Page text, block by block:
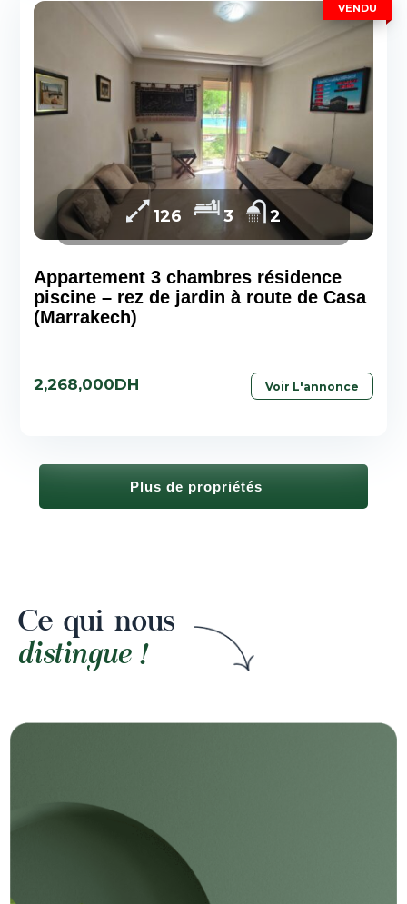
VENDU
Appartement 3 chambres résidence
piscine – rez de jardin à route de Casa
(Marrakech)
2,268,000DH Voir L'annonce
126 3 2
Plus de propriétés
Ce qui nous
distingue !